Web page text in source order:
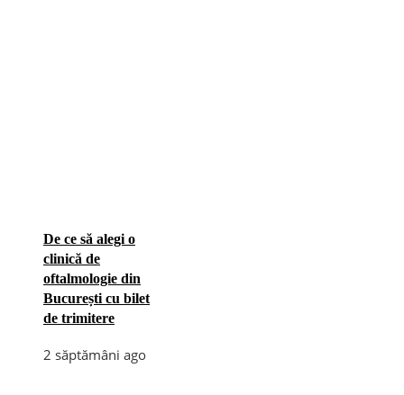
De ce să alegi o
clinică de
oftalmologie din
București cu bilet
de trimitere
2 săptămâni ago